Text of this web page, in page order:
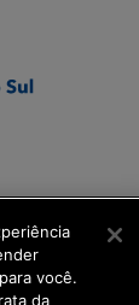
você.
da